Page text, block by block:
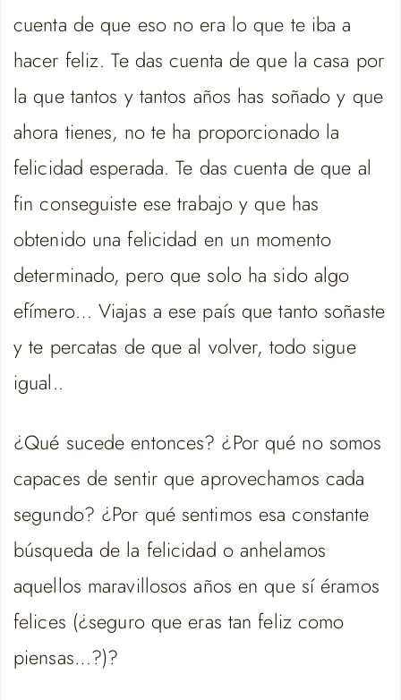
cuenta de que eso no era lo que te iba a
hacer feliz. Te das cuenta de que la casa por
la que tantos y tantos años has soñado y que
ahora tienes, no te ha proporcionado la
felicidad esperada. Te das cuenta de que al
fin conseguiste ese trabajo y que has
obtenido una felicidad en un momento
determinado, pero que solo ha sido algo
efímero… Viajas a ese país que tanto soñaste
y te percatas de que al volver, todo sigue
igual..
¿Qué sucede entonces? ¿Por qué no somos
capaces de sentir que aprovechamos cada
segundo? ¿Por qué sentimos esa constante
búsqueda de la felicidad o anhelamos
aquellos maravillosos años en que sí éramos
felices (¿seguro que eras tan feliz como
piensas…?)?